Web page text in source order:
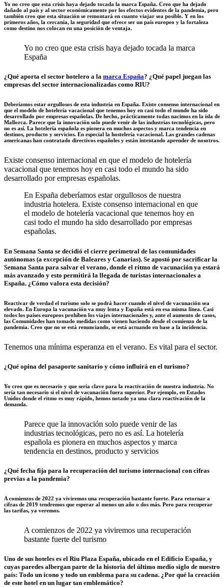
Yo no creo que esta crisis haya dejado tocada la marca España. Creo que ha dejado
dañado al país y al sector económicamente por los efectos evidentes de la pandemia, pero
también creo que esta situación se remontará en cuanto viajar sea posible. Y en los
primeros años, la cercanía, la seguridad que ofrece ser un país europeo y la fortaleza
como destino nos colocan en una posición de ventaja.
Yo no creo que esta crisis haya dejado tocada la marca
España
¿Qué aporta el sector hotelero a la marca España? ¿Qué papel juegan las
empresas del sector internacionalizadas como RIU?
Deberíamos estar orgullosos de esta industria en España. Existe consenso internacional en
que el modelo de hotelería vacacional que tenemos hoy en casi todo el mundo ha sido
desarrollado por empresas españolas. De hecho, prácticamente todas nacimos en la isla de
Mallorca. Parece que la innovación solo puede venir de las industrias tecnológicas, pero
no es así. La hotelería española es pionera en muchos aspectos y marca tendencia en
destinos, producto y servicios. En especial la hostelería vacacional. Las grandes cadenas
americanas han contratado directivos españoles y están intentando aprender de nosotros.
Existe consenso internacional en que el modelo de hotelería
vacacional que tenemos hoy en casi todo el mundo ha sido
desarrollado por empresas españolas.
En España deberíamos estar orgullosos de nuestra
industria hotelera. Existe consenso internacional en que
el modelo de hotelería vacacional que tenemos hoy en
casi todo el mundo ha sido desarrollado por empresas
españolas.
En Semana Santa se decidió el cierre perimetral de las comunidades
autónomas (a excepción de Baleares y Canarias). Se apostó por sacrificar la
Semana Santa para salvar el verano, donde el ritmo de vacunación ya estará
más avanzado y esto permitirá la llegada de turistas internacionales a
España. ¿Cómo valora esta decisión?
Reactivar de verdad el turismo solo se podrá hacer cuando el nivel de vacunación sea
elevado. En Europa la vacunación va muy lenta y España está en esa misma línea. Casi
todos los países europeos prohíben los viajes internacionales y, ante el aumento de casos,
las Comunidades han tomado medidas como vienen haciendo desde el comienzo de la
pandemia. Creo que no se está renunciando, se está actuando en base a la incidencia.
Tenemos una mínima esperanza en el verano. Es vital para el sector.
¿Qué opina del pasaporte sanitario y cómo influirá en el turismo?
Yo creo que es necesario y que sería clave para la reactivación de nuestra industria. No
sería tan necesario si el nivel de vacunación fuera superior. Por ejemplo, en Estados
Unidos donde el ritmo es muy rápido, hemos notado ya una clara reactivación de la
demanda.
Parece que la innovación solo puede venir de las
industrias tecnológicas, pero no es así. La hotelería
española es pionera en muchos aspectos y marca
tendencia en destinos, producto y servicios
¿Qué fecha fija para la recuperación del turismo internacional con cifras
previas a la pandemia?
A comienzos de 2022 ya viviremos una recuperación bastante fuerte. Para retornar a
cifras de 2019 tendremos que esperar al menos un año o dos más. Pero para recuperar
las tarifas, ya veremos.
A comienzos de 2022 ya viviremos una recuperación
bastante fuerte del turismo
Uno de sus hoteles es el Riu Plaza España, ubicado en el Edificio España, y
cuyas paredes albergan parte de la historia del último medio siglo de nuestro
país: Todo un icono y todo un emblema para su cadena. ¿Por qué la creación
de este hotel en un lugar tan emblemático?